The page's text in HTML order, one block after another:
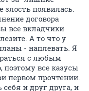
появилась.
договора
все вкладчики
А то что у
- наплевать. Я
с любым
поэтому все казусы
первом прочтении.
и друг друга, и